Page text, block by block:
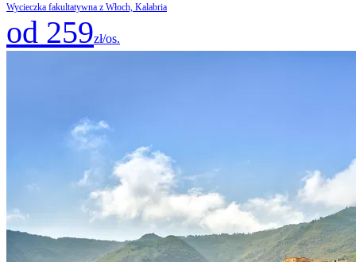
Wycieczka fakultatywna z Włoch, Kalabria
od 259zł/os.